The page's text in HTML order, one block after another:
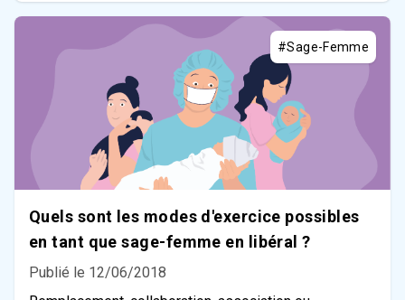
#Sage-Femme
Quels sont les modes d'exercice possibles
en tant que sage-femme en libéral ?
Publié le 12/06/2018